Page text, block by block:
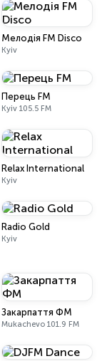
Мелодія FM Disco
Kyiv
Перець FM
Kyiv 105.5 FM
Relax International
Kyiv
Radio Gold
Kyiv
Закарпаття ФМ
Mukachevo 101.9 FM